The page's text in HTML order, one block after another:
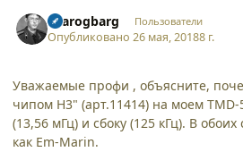
sbarogbarg Пользователи
Опубликовано26 мая, 20188 г.
Уважаемые профи , объясните,
чипом Н3" (арт.11414) на моем TMD-
(13,56 мГц) и сбоку (125 кГц). В обоих
как Em-Marin.